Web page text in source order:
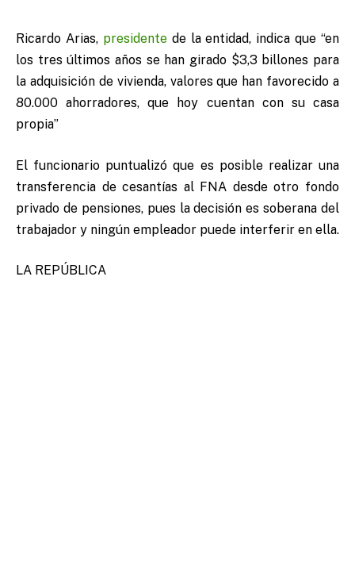
Ricardo Arias, presidentede la entidad, indica que “en
los tres últimos años se han girado $3,3 billones para
la adquisición de vivienda, valores que han favorecido a
80.000 ahorradores, que hoy cuentan con su casa
propia”
El funcionario puntualizó que es posible realizar una
transferencia de cesantías al FNA desde otro fondo
privado de pensiones, pues la decisión es soberana del
trabajador y ningún empleador puede interferir en ella.
LA REPÚBLICA